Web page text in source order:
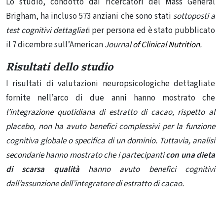
Brigham, ha incluso 573 anziani che sono stati sottoposti a
test cognitivi dettagliati per persona ed è stato pubblicato
il 7 dicembre sull’AmericanJournalof Clinical Nutrition.
Risultati dello studio
I risultati di valutazioni neuropsicologiche dettagliate
fornite nell’arco di due anni hanno mostrato che
l’integrazione quotidiana di estratto di cacao, rispetto al
placebo, non ha avuto benefici complessivi per la funzione
cognitiva globale o specifica di un dominio. Tuttavia, analisi
secondarie hanno mostrato che i partecipanticon una dieta
di scarsa qualitàhanno avuto benefici cognitivi
dall’assunzione dell’integratore di estratto di cacao.